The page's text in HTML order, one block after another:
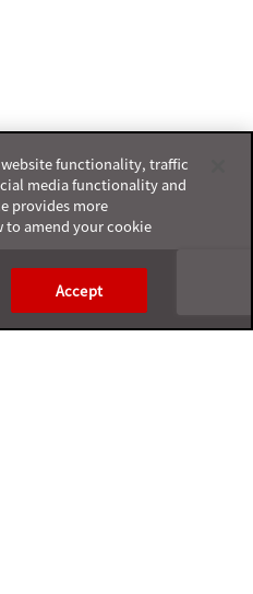
functionality, traffic
media functionality and
provides more
to amend your cookie
Accept